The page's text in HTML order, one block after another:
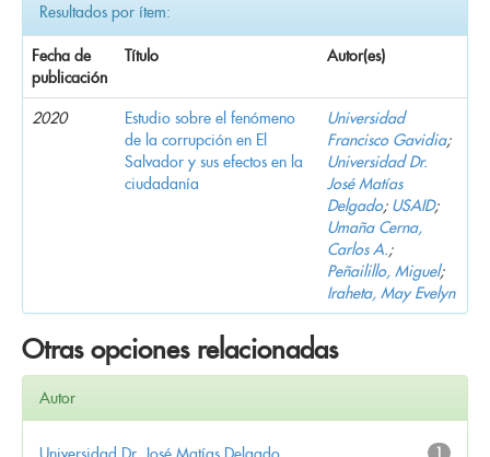
Resultados por ítem:
Fecha de
publicación
Título Autor(es)
2020
Estudio sobre el fenómeno
de la corrupción en El
Salvador y sus efectos en la
ciudadanía
Universidad
Francisco Gavidia;
Universidad Dr.
José Matías
Delgado; USAID;
Umaña Cerna,
Carlos A.;
Peñailillo, Miguel;
Iraheta, May Evelyn
Otras opciones relacionadas
Autor
1